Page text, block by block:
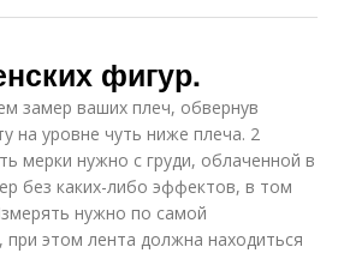
фигур.
замер ваших плеч, обвернув
на уровне чуть ниже плеча. 2
мерки нужно с груди, облаченной в
без каких-либо эффектов, в том
нужно по самой
этом лента должна находиться